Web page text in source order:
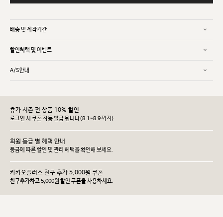
배송 및 제작기간
할인혜택 및 이벤트
A/S안내
휴가 시즌 전 상품 10% 할인
로그인 시 쿠폰 자동 발급 됩니다(8.1~8.9 까지)
회원 등급 별 혜택 안내
등급에 따른 할인 및 관리 헤택을 확인해 보세요.
카카오플러스 친구 추가 5,000원 쿠폰
친구추가하고 5,000원 할인 쿠폰을 사용하세요.